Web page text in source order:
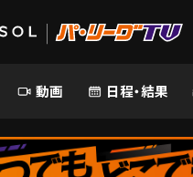
動画 日程・結果